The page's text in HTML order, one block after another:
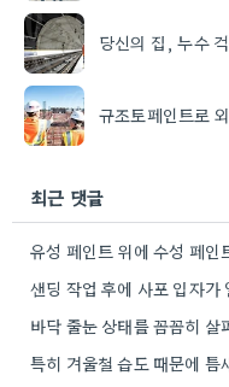
당신의 집, 누수
규조토페인트로
최근 댓글